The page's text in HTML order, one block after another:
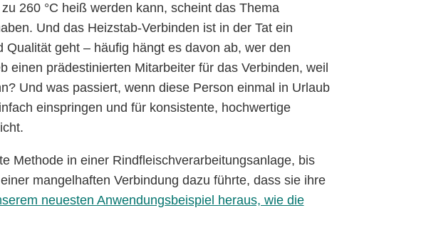
260 °C heiß werden kann, scheint das Thema
Und das Heizstab-Verbinden ist in der Tat ein
geht – häufig hängt es davon ab, wer den
einen prädestinierten Mitarbeiter für das Verbinden, weil
Und was passiert, wenn diese Person einmal in Urlaub
einspringen und für konsistente, hochwertige
Methode in einer Rindfleischverarbeitungsanlage, bis
mangelhaften Verbindung dazu führte, dass sie ihre
neuesten Anwendungsbeispiel heraus, wie die